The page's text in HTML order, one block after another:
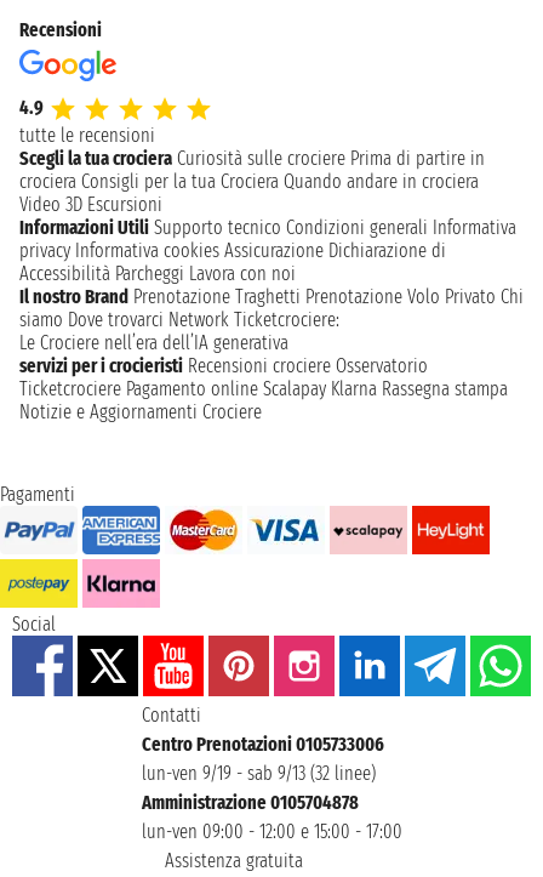
Recensioni
4.9
tutte le recensioni
Scegli la tua crociera Curiosità sulle crociere Prima di partire in
crociera Consigli per la tua Crociera Quando andare in crociera
Video 3D Escursioni
Informazioni Utili Supporto tecnico Condizioni generali Informativa
privacy Informativa cookies Assicurazione Dichiarazione di
Accessibilità Parcheggi Lavora con noi
Il nostro Brand Prenotazione Traghetti Prenotazione Volo Privato Chi
siamo Dove trovarci Network Ticketcrociere:
Le Crociere nell’era dell’IA generativa
servizi per i crocieristi Recensioni crociere Osservatorio
Ticketcrociere Pagamento online Scalapay Klarna Rassegna stampa
Notizie e Aggiornamenti Crociere
Pagamenti
Social
Contatti
Centro Prenotazioni 0105733006
lun-ven 9/19 - sab 9/13 (32 linee)
Amministrazione 0105704878
lun-ven 09:00 - 12:00 e 15:00 - 17:00
Assistenza gratuita